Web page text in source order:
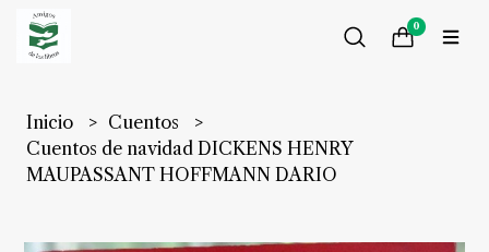
0
Inicio
Cuentos
Cuentos de navidad DICKENS HENRY
MAUPASSANT HOFFMANN DARIO